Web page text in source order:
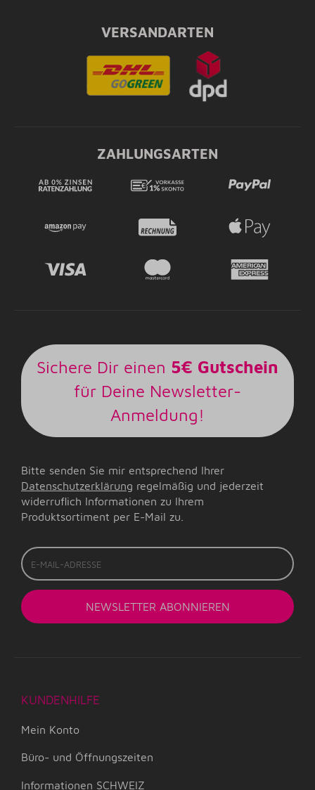
VERSANDARTEN
ZAHLUNGSARTEN
Sichere Dir einen 5€ Gutschein
für Deine Newsletter-
Anmeldung!
Bitte senden Sie mir entsprechend Ihrer
Datenschutzerklärung regelmäßig und jederzeit
widerruflich Informationen zu Ihrem
Produktsortiment per E-Mail zu.
E-
Mail-
Adresse
NEWSLETTER ABONNIEREN
KUNDENHILFE
Mein Konto
Büro- und Öffnungszeiten
Informationen SCHWEIZ